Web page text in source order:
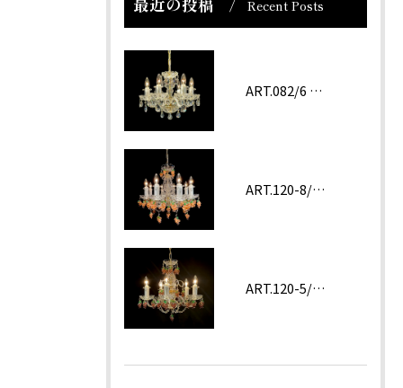
Recent Posts
ART.082/6 prc
ART.120-8/62 ROSA
ART.120-5/62 Amethyst